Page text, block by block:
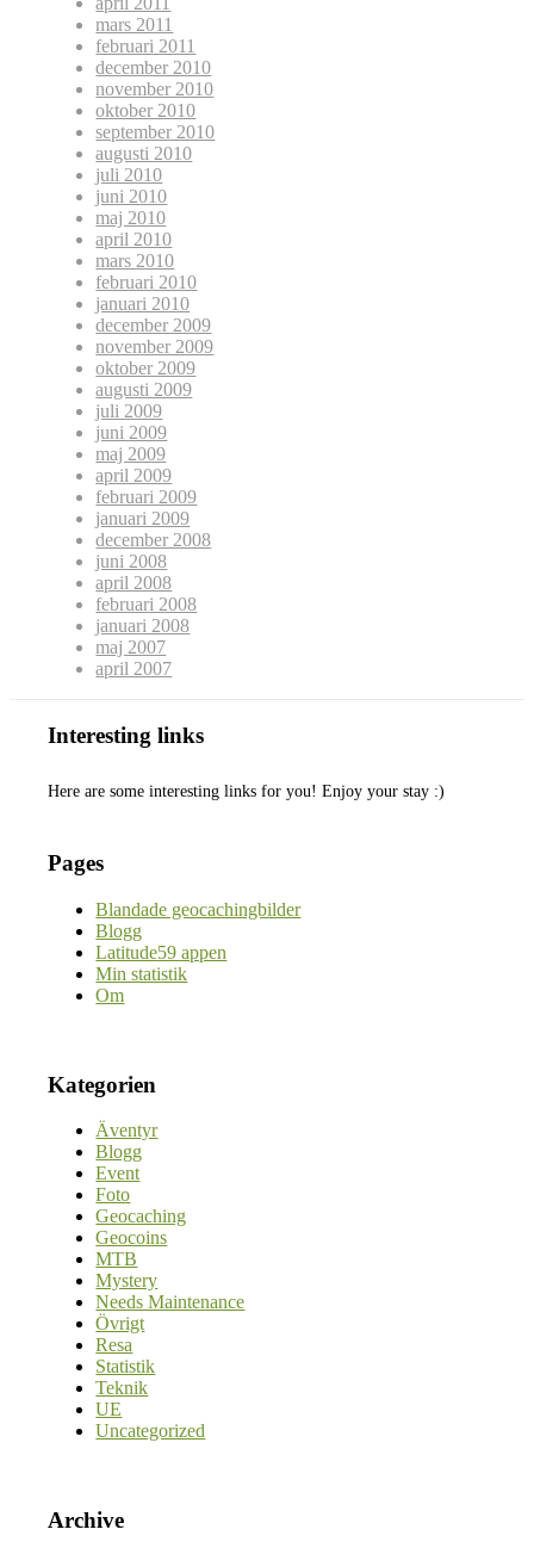
mars 2011
februari 2011
december 2010
november 2010
oktober 2010
september 2010
augusti 2010
juli 2010
juni 2010
maj 2010
april 2010
mars 2010
februari 2010
januari 2010
december 2009
november 2009
oktober 2009
augusti 2009
juli 2009
juni 2009
maj 2009
april 2009
februari 2009
januari 2009
december 2008
juni 2008
april 2008
februari 2008
januari 2008
maj 2007
april 2007
Interesting links
Here are some interesting links for you! Enjoy your stay :)
Pages
Blandade geocachingbilder
Blogg
Latitude59 appen
Min statistik
Om
Kategorien
Äventyr
Blogg
Event
Foto
Geocaching
Geocoins
MTB
Mystery
Needs Maintenance
Övrigt
Resa
Statistik
Teknik
UE
Uncategorized
Archive